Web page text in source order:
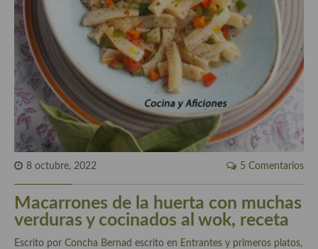
Especias, hierbas, condimentos, espesantes y aditivos
Historia de la gastronomía, platos celebres, cocineros, críticos,
historias culinarias y otras cosas
Origen y evolución de la comida
Protocolo y buenas maneras.
Ocio – restaurantes, bares, tabernas
En El Candelero
Las opiniones de la «Cocinera»
8 octubre, 2022 5 Comentarios
Macarrones de la huerta con muchas
verduras y cocinados al wok, receta
Escrito por Concha Bernad escrito en Entrantes y primeros platos,